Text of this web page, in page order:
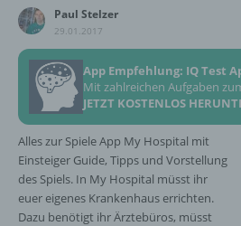
Paul Stelzer
29.01.2017
App Empfehlung: IQ Test
Mit zahlreichen Aufgaben
JETZT KOSTENLOS
Alles zur Spiele App My Hospital mit
Einsteiger Guide, Tipps und Vorstellung
des Spiels. In My Hospital müsst ihr
euer eigenes Krankenhaus errichten.
Dazu benötigt ihr Ärztebüros, müsst